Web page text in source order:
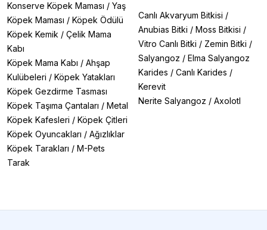
Konserve Köpek Maması / Yaş
Köpek Maması / Köpek Ödülü
Köpek Kemik / Çelik Mama
Kabı
Köpek Mama Kabı / Ahşap
Kulübeleri / Köpek Yatakları
Köpek Gezdirme Tasması
Köpek Taşıma Çantaları / Metal
Köpek Kafesleri / Köpek Çitleri
Köpek Oyuncakları / Ağızlıklar
Köpek Tarakları / M-Pets
Tarak
Canlı Akvaryum Bitkisi /
Anubias Bitki / Moss Bitkisi /
Vitro Canlı Bitki / Zemin Bitki /
Salyangoz / Elma Salyangoz
Karides / Canlı Karides /
Kerevit
Nerite Salyangoz / Axolotl